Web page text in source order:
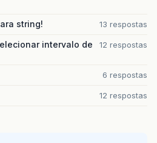
string! 13 respostas
intervalo de
12 respostas
6 respostas
12 respostas